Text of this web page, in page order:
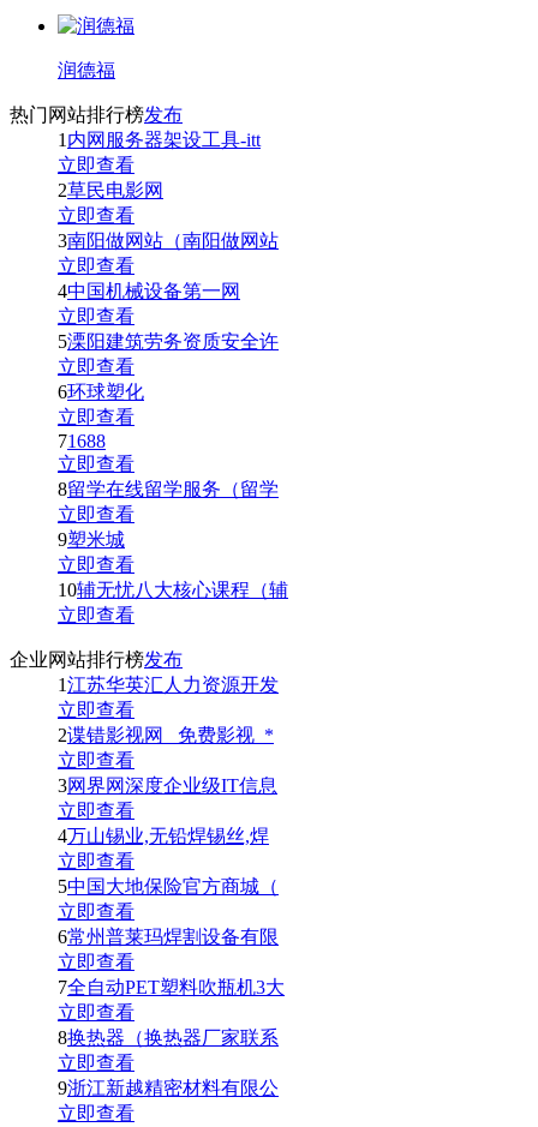
润德福
热门网站排行榜发布
1 内网服务器架设工具-itt
立即查看
2草民电影网
立即查看
3南阳做网站（南阳做网站
立即查看
4中国机械设备第一网
立即查看
5溧阳建筑劳务资质安全许
立即查看
6环球塑化
立即查看
71688
立即查看
8留学在线留学服务（留学
立即查看
9塑米城
立即查看
10辅无忧八大核心课程（辅
立即查看
企业网站排行榜发布
1江苏华英汇人力资源开发
立即查看
2谍错影视网_ 免费影视_*
立即查看
3网界网深度企业级IT信息
立即查看
4万山锡业,无铅焊锡丝,焊
立即查看
5中国大地保险官方商城（
立即查看
6常州普莱玛焊割设备有限
立即查看
7全自动PET塑料吹瓶机3大
立即查看
8换热器（换热器厂家联系
立即查看
9浙江新越精密材料有限公
立即查看